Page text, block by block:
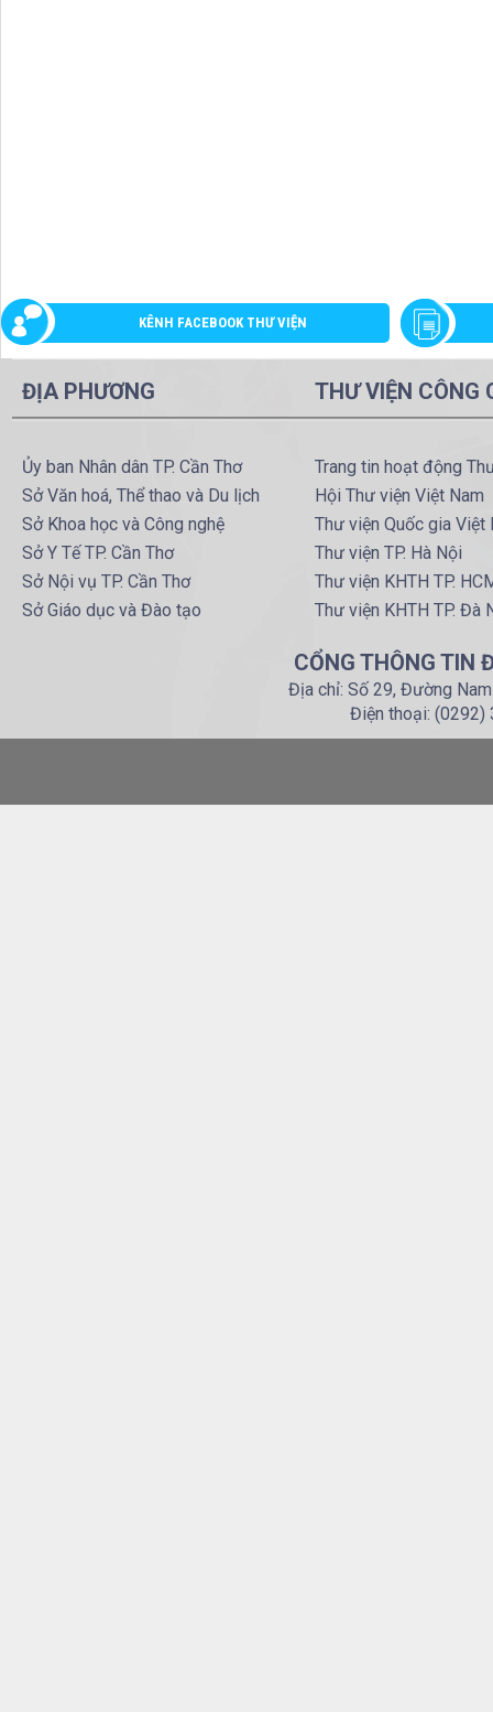
KÊNH FACEBOOK THƯ VIỆN
ĐỊA PHƯƠNG
Ủy ban Nhân dân TP. Cần Thơ
Sở Văn hoá, Thể thao và Du lịch
Sở Khoa học và Công nghệ
Sở Y Tế TP. Cần Thơ
Sở Nội vụ TP. Cần Thơ
Sở Giáo dục và Đào tạo
THƯ VIỆN CÔNG
Trang tin hoạt động
Hội Thư viện Việt Nam
Thư viện Quốc gia Việt
Thư viện TP. Hà Nội
Thư viện KHTH TP.
Thư viện KHTH TP. Đà
CỔNG THÔNG TIN
Địa chỉ: Số 29, Đường
Điện thoại: (0292)